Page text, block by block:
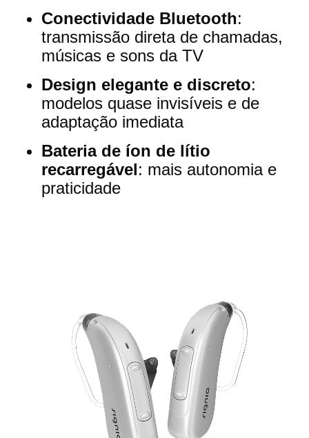
Conectividade Bluetooth:
transmissão direta de chamadas,
músicas e sons da TV
Design elegante e discreto:
modelos quase invisíveis e de
adaptação imediata
Bateria de íon de lítio
recarregável: mais autonomia e
praticidade